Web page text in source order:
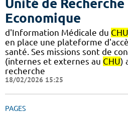
Unité de
Economique
d'Information Médicale du CHU
en place une plateforme
santé. Ses missions sont de
(internes et externes au CHU)
recherche
18/02/2026 15:25
PAGES